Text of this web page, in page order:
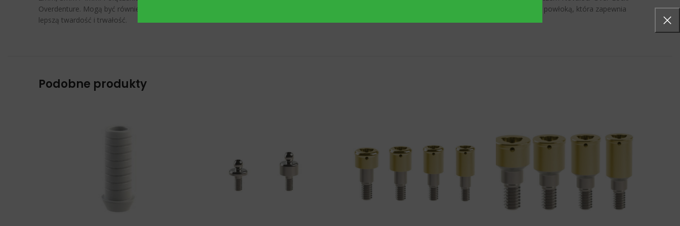
Overdenture. Mogą być również stosowane w przypadkach, gdy implanty są rozbieżne, a całkowita rozbieżność nie przekracza 15°. Pokryty jest specjalną powłoką, która zapewnia
lepszą twardość i trwałość.
Podobne produkty